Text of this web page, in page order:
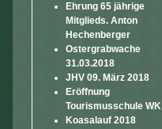
Ehrung 65 jährige
Mitglieds. Anton
Hechenberger
Ostergrabwache
31.03.2018
JHV 09. März 2018
Eröffnung
Tourismusschule WK
Koasalauf 2018